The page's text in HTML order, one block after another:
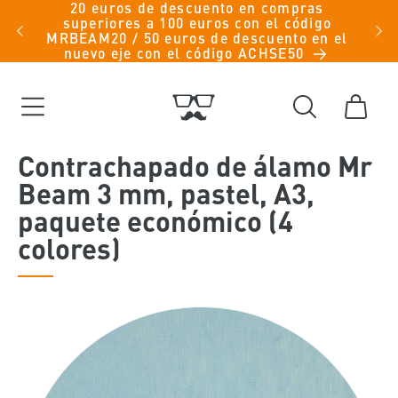
directamente
al contenido
-
20 euros de descuento en compras
superiores a 100 euros con el código
MRBEAM20 / 50 euros de descuento en el
nuevo eje con el código ACHSE50
Carrito
Contrachapado de álamo Mr
Beam 3 mm, pastel, A3,
paquete económico (4
colores)
información
del producto